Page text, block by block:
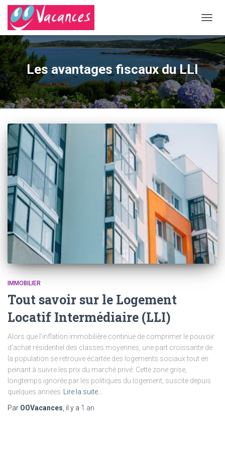
LA
Les avantages fiscaux du LLI
IMMOBILIER
Tout savoir sur le Logement
Locatif Intermédiaire (LLI)
Alors que l’inflation immobilière continue de comprimer le pouvoir
d’achat résidentiel des classes moyennes, une part croissante de
la population se retrouve écartée des logements sociaux tout en
peinant à suivre les prix du marché privé. Cette zone grise,
longtemps ignorée par les politiques du logement, suscite depuis
quelques années
Lire la suite…
Par OOVacances , il y a 1 an